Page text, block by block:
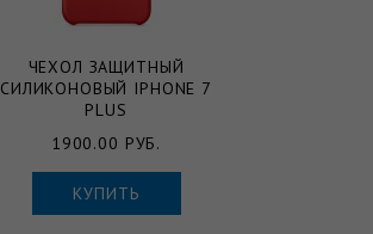
ЧЕХОЛ ЗАЩИТНЫЙ
СИЛИКОНОВЫЙ IPHONE 7
PLUS
1900.00 РУБ.
КУПИТЬ